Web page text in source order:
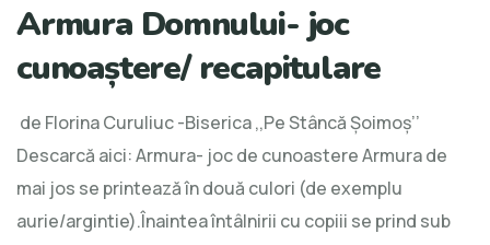
Armura Domnului- joc
cunoaștere/ recapitulare
de Florina Curuliuc -Biserica ,,Pe Stâncă Şoimoş’’
Descarcă aici: Armura- joc de cunoastere Armura de
mai jos se printează în două culori (de exemplu
aurie/argintie).Înaintea întâlnirii cu copiii se prind sub